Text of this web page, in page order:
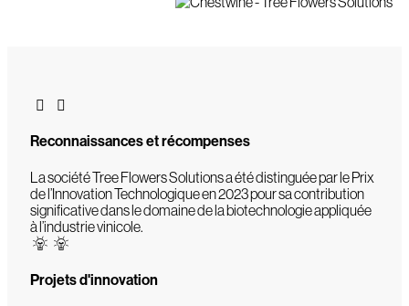
Reconnaissances et récompenses
La société Tree Flowers Solutions a été distinguée par le Prix
de l’Innovation Technologique en 2023 pour sa contribution
significative dans le domaine de la biotechnologie appliquée
à l’industrie vinicole.
Projets d'innovation